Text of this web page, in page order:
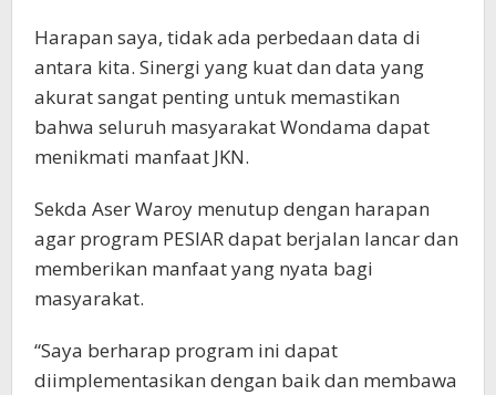
Harapan saya, tidak ada perbedaan data di
antara kita. Sinergi yang kuat dan data yang
akurat sangat penting untuk memastikan
bahwa seluruh masyarakat Wondama dapat
menikmati manfaat JKN.
Sekda Aser Waroy menutup dengan harapan
agar program PESIAR dapat berjalan lancar dan
memberikan manfaat yang nyata bagi
masyarakat.
“Saya berharap program ini dapat
diimplementasikan dengan baik dan membawa